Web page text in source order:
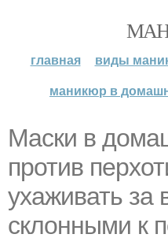
главная виды
маникюр в
Маски в
против
ухаживать за
склонными к